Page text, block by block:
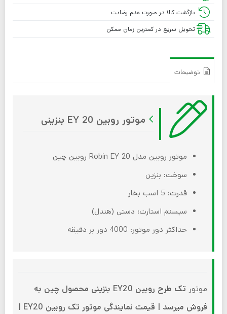
بازگشت کالا در صورت عدم رضایت
تحویل سریع در کمترین زمان ممکن
توضیحات
موتور روبین EY 20 بنزینی
موتور روبین مدل Robin EY 20 روبین چین
سوخت: بنزین
قدرت: 5 اسب بخار
سیستم استارت: دستی (هندل)
حداکثر دور موتور: 4000 دور بر دقیقه
موتور
تک طرح روبین EY20 بنزینی محصول چین به
فروش میرسد | قیمت نمایندگی موتور تک روبین EY20 |